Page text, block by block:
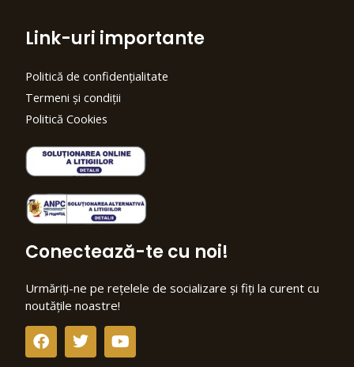
Link-uri importante
Politică de confidențialitate
Termeni și condiții
Politică Cookies
Conectează-te cu noi!
Urmăriți-ne pe rețelele de socializare și fiți la curent cu
noutățile noastre!
F
a
T
w
Y
o